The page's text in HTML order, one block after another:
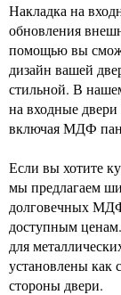
Накладка на
обновления
помощью вы
дизайн вашей
стильной. В
на входные
включая МДФ
Если вы хотите
мы предлагаем
долговечных
доступным
для
установлены как
стороны двери.